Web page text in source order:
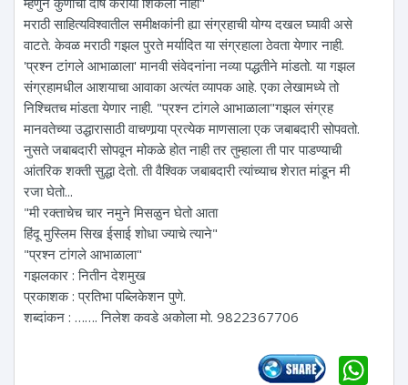
मराठी साहित्यविश्वातील समीक्षकांनी ह्या संग्रहाची योग्य दखल घ्यावी असे
वाटते. केवळ मराठी गझल पुरते मर्यादित या संग्रहाला ठेवता येणार नाही.
'प्रश्न टांगले आभाळाला' मानवी संवेदनांना नव्या पद्धतीने मांडतो. या गझल
संग्रहामधील आशयाचा आवाका अत्यंत व्यापक आहे. एका लेखामध्ये तो
निश्चितच मांडता येणार नाही. "प्रश्न टांगले आभाळाला"गझल संग्रह
मानवतेच्या उद्धारासाठी वाचणार्‍या प्रत्येक माणसाला एक जबाबदारी सोपवतो.
नुसते जबाबदारी सोपवून मोकळे होत नाही तर तुम्हाला ती पार पाडण्याची
आंतरिक शक्ती सुद्धा देतो. ती वैश्विक जबाबदारी त्यांच्याच शेरात मांडून मी
रजा घेतो...
"मी रक्ताचेच चार नमुने मिसळुन घेतो आता
हिंदू मुस्लिम सिख ईसाई शोधा ज्याचे त्याने"
"प्रश्न टांगले आभाळाला"
गझलकार : नितीन देशमुख
प्रकाशक : प्रतिभा पब्लिकेशन पुणे.
शब्दांकन : ……. निलेश कवडे अकोला मो. 9822367706